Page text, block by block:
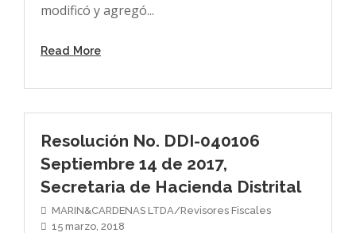
modificó y agregó...
Read More
Resolución No. DDI-040106
Septiembre 14 de 2017,
Secretaria de Hacienda Distrital
MARIN&CARDENAS LTDA/Revisores Fiscales
15 marzo, 2018